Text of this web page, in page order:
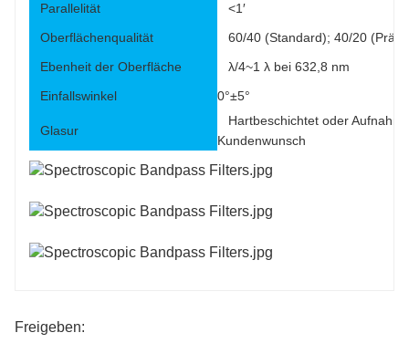
Parallelität
<1′
Oberflächenqualität
60/40 (Standard); 40/20
Ebenheit der Oberfläche
λ/4~1 λ bei 632,8 nm
Einfallswinkel
0°±5°
Glasur
Hartbeschichtet oder
Kundenwunsch
Freigeben: